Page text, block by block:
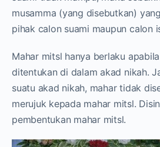
musamma (yang disebutkan)
pihak calon suami maupun calon
Mahar mitsl hanya berlaku
ditentukan di dalam akad nikah.
suatu akad nikah, mahar tidak
merujuk kepada mahar mitsl.
pembentukan mahar mitsl.